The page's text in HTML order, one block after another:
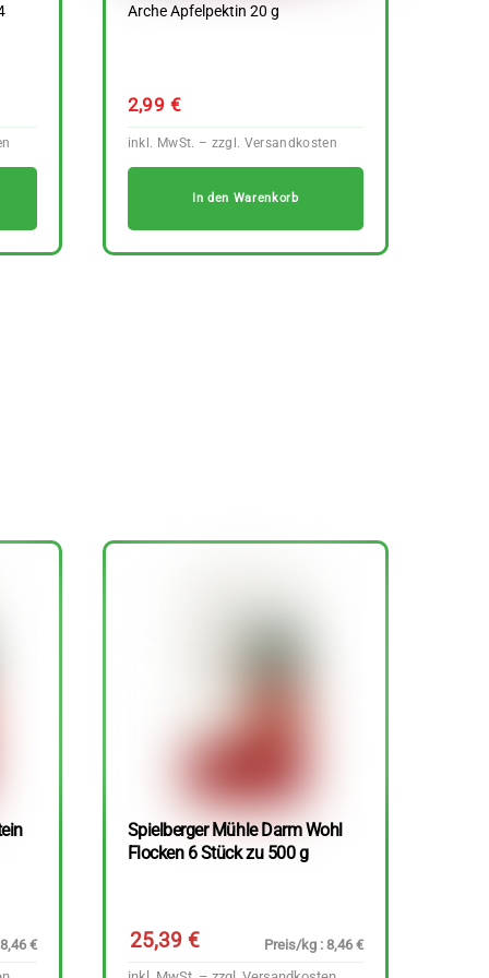
Arche Apfelpektin 20 g
2,99 €
In den Warenkorb
€
Spielberger Mühle Darm Wohl
Flocken 6 Stück zu 500 g
25,39€
Preis/kg : 8,46 €